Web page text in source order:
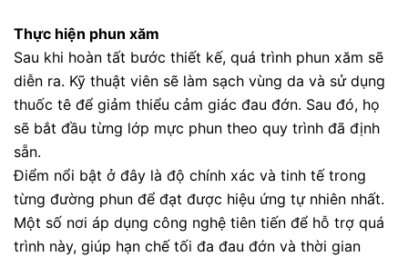
Thực hiện phun xăm
Sau khi hoàn tất bước thiết kế, quá trình phun xăm sẽ
diễn ra. Kỹ thuật viên sẽ làm sạch vùng da và sử dụng
thuốc tê để giảm thiểu cảm giác đau đớn. Sau đó, họ
sẽ bắt đầu từng lớp mực phun theo quy trình đã định
sẵn.
Điểm nổi bật ở đây là độ chính xác và tinh tế trong
từng đường phun để đạt được hiệu ứng tự nhiên nhất.
Một số nơi áp dụng công nghệ tiên tiến để hỗ trợ quá
trình này, giúp hạn chế tối đa đau đớn và thời gian